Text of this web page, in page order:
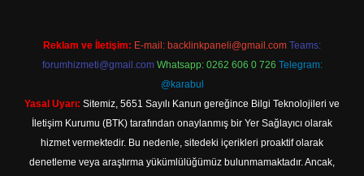
Reklam ve İletişim: E-mail: backlinkpaneli@gmail.com Teams:
forumhizmeti@gmail.com Whatsapp: 0262 606 0 726 Telegram:
@karabul
Yasal Uyarı: Sitemiz, 5651 Sayılı Kanun gereğince Bilgi Teknolojileri ve
İletişim Kurumu (BTK) tarafından onaylanmış bir Yer Sağlayıcı olarak
hizmet vermektedir. Bu nedenle, sitedeki içerikleri proaktif olarak
denetleme veya araştırma yükümlülüğümüz bulunmamaktadır. Ancak,